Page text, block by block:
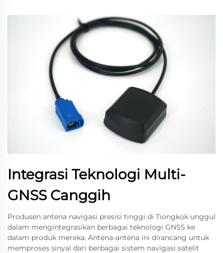
Integrasi Teknologi Multi-
GNSS Canggih
Produsen antena navigasi presisi tinggi di Tiongkok unggul
dalam mengintegrasikan berbagai teknologi GNSS ke
dalam produk mereka. Antena-antena ini dirancang untuk
memproses sinyal dari berbagai sistem navigasi satelit